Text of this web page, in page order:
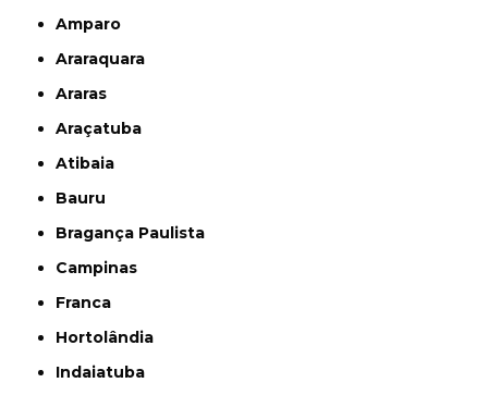
Amparo
Araraquara
Araras
Araçatuba
Atibaia
Bauru
Bragança Paulista
Campinas
Franca
Hortolândia
Indaiatuba